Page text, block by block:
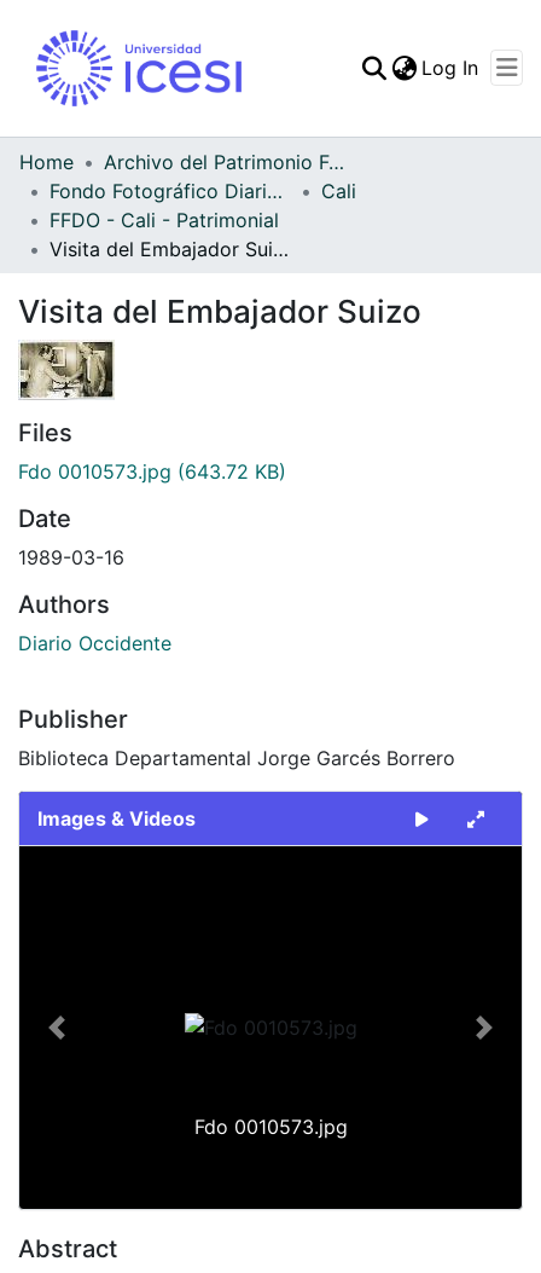
Statistics
Log In
Home
Archivo del Patrimonio Fotográfico y Fílmico del Valle del Cauca
Fondo Fotográfico Diario Occidente
Cali
FFDO - Cali - Patrimonial
Visita del Embajador Suizo
Visita del Embajador Suizo
Files
Fdo 0010573.jpg (643.72 KB)
Date
1989-03-16
Authors
Diario Occidente
Publisher
Biblioteca Departamental Jorge Garcés Borrero
Images & Videos
Fdo 0010573.jpg
Previous Next
Abstract